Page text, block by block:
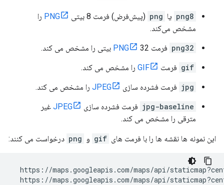
png8 یا png (پیش‌فرض) فرمت 8 بیتی PNG را
مشخص می‌کند.
png32 فرمت PNG 32 بیتی را مشخص می کند.
gif فرمت GIF را مشخص می کند.
jpg فرمت فشرده سازی JPEG را مشخص می کند.
jpg-baseline فرمت فشرده سازی JPEG غیر
مترقی را مشخص می کند.
این نمونه ها نقشه ها را با فرمت های gif و png درخواست می کنند:
https://maps.googleapis.com/maps/api/
https://maps.googleapis.com/maps/api/